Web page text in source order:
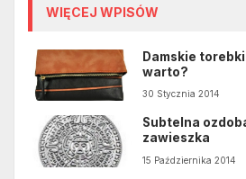
WIĘCEJ WPISÓW
Damskie
warto?
30 Stycznia 2014
Subtelna
zawieszka
15 Października 2014